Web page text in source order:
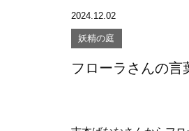
2024.12.02
妖精の庭
フローラさんの言